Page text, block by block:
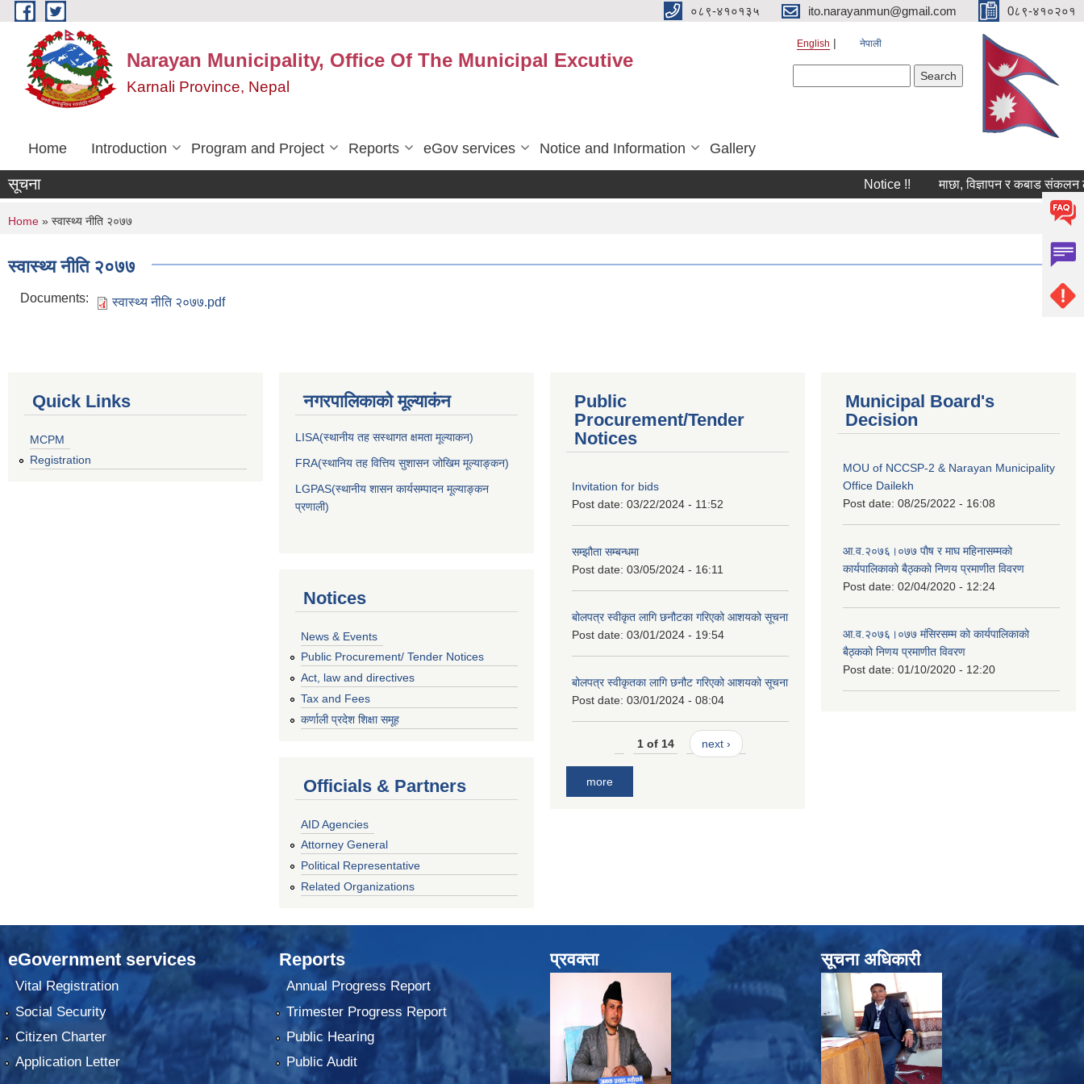
Skip to main content ०८९-४१०१३५ ito.narayanmun@gmail.com 0८९-४१०२०१
Narayan Municipality, Office Of The Municipal Excutive
Karnali Province, Nepal
English नेपाली
Home Introduction Program and Project Reports eGov services Notice and Information Gallery
सूचना Notice !! माछा, विज्ञापन र कबाड संकलन
You are here
Home » स्वास्थ्य नीति २०७७
स्वास्थ्य नीति २०७७
Documents: स्वास्थ्य नीति २०७७.pdf
Quick Links
MCPM
Registration
नगरपालिकाकाे मूल्याकंन
LISA(स्थानीय तह सस्थागत क्षमता मूल्याक‌न)
FRA(स्थानिय तह वित्तिय सुशासन जोखिम मूल्याङ्कन)
LGPAS(स्थानीय शासन कार्यसम्पादन मूल्याङ्कन
प्रणाली)
Notices
News & Events
Public Procurement/ Tender Notices
Act, law and directives
Tax and Fees
कर्णाली प्रदेश शिक्षा समूह
Officials & Partners
AID Agencies
Attorney General
Political Representative
Related Organizations
Public
Procurement/Tender
Notices
Invitation for bids
Post date: 03/22/2024 - 11:52
सम्झौता सम्बन्धमा
Post date: 03/05/2024 - 16:11
बोलपत्र स्वीकृत लागि छनौटका गरिएको आशयको सूचना
Post date: 03/01/2024 - 19:54
बोलपत्र स्वीकृतका लागि छनौट गरिएको आशयको सूचना
Post date: 03/01/2024 - 08:04
1 of 14 next ›
more
Municipal Board's
Decision
MOU of NCCSP-2 & Narayan Municipality
Office Dailekh
Post date: 08/25/2022 - 16:08
आ.व.२०७६।०७७ पाैष र माघ महिनासम्मकाे
कार्यपालिकाकाे बैठ्ककाे निणय प्रमाणीत विवरण
Post date: 02/04/2020 - 12:24
आ.व.२०७६।०७७ मंसिरसम्म काे कार्यपालिकाकाे
बैठ्ककाे निणय प्रमाणीत विवरण
Post date: 01/10/2020 - 12:20
eGovernment services
Vital Registration
Social Security
Citizen Charter
Application Letter
Reports
Annual Progress Report
Trimester Progress Report
Public Hearing
Public Audit
प्रवक्ता सूचना अधिकारी